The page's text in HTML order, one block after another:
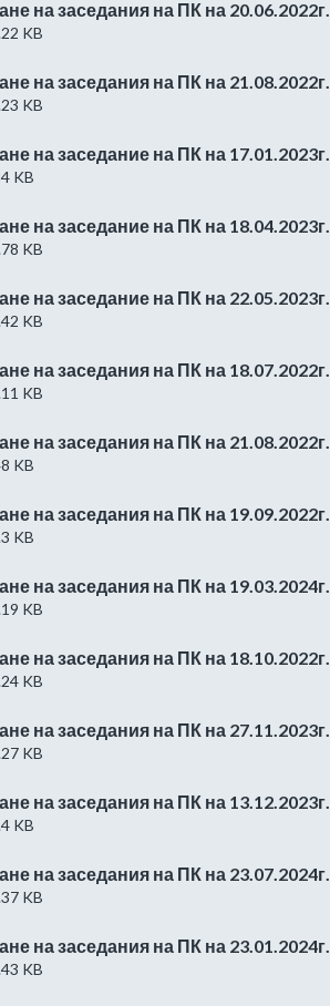
на заседания на ПК на 20.06.2022г.
KB
на заседания на ПК на 21.08.2022г.
KB
на заседание на ПК на 17.01.2023г.
KB
на заседание на ПК на 18.04.2023г.
KB
на заседание на ПК на 22.05.2023г.
KB
на заседания на ПК на 18.07.2022г.
KB
на заседания на ПК на 21.08.2022г.
KB
на заседания на ПК на 19.09.2022г.
KB
на заседания на ПК на 19.03.2024г.
KB
на заседания на ПК на 18.10.2022г.
KB
на заседания на ПК на 27.11.2023г.
KB
на заседания на ПК на 13.12.2023г.
KB
на заседания на ПК на 23.07.2024г.
KB
на заседания на ПК на 23.01.2024г.
KB